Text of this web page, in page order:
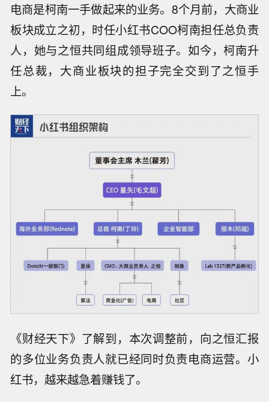
电商是柯南一手做起来的业务。8个月前，大商业
板块成立之初，时任小红书COO柯南担任总负责
人，她与之恒共同组成领导班子。如今，柯南升
任总裁，大商业板块的担子完全交到了之恒手
上。
《财经天下》了解到，本次调整前，向之恒汇报
的多位业务负责人就已经同时负责电商运营。小
红书，越来越急着赚钱了。